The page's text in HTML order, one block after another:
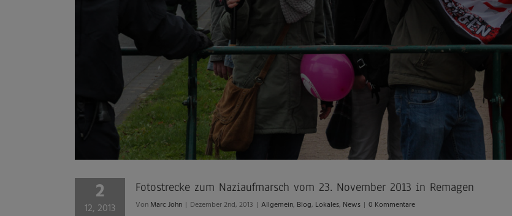
2
12, 2013
Fotostrecke zum Naziaufmarsch vom 23. November 2013 in Remagen
Von Marc John | Dezember 2nd, 2013 | Allgemein, Blog, Lokales, News | 0 Kommentare